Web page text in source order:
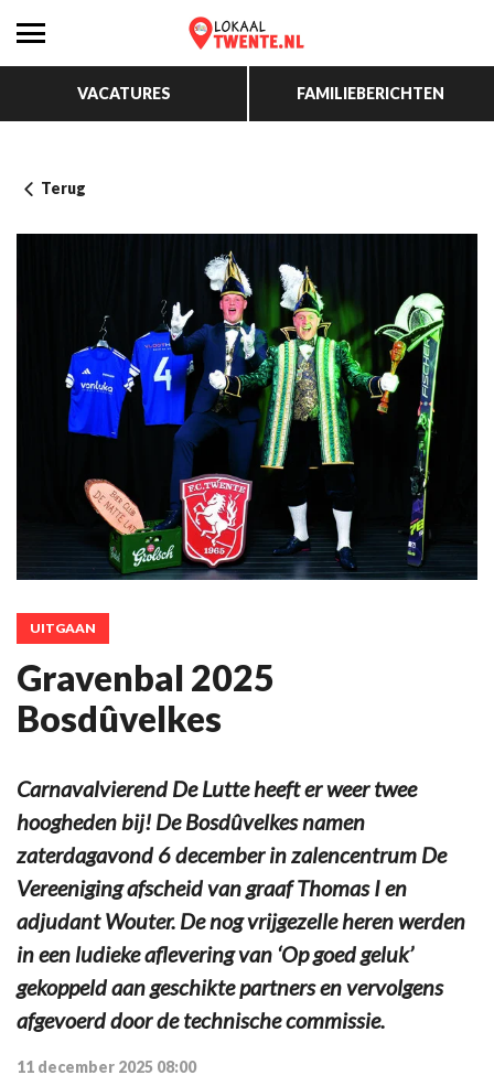
VACATURES FAMILIEBERICHTEN
Terug
UITGAAN
Gravenbal 2025
Bosdûvelkes
Carnavalvierend De Lutte heeft er weer twee
hoogheden bij! De Bosdûvelkes namen
zaterdagavond 6 december in zalencentrum De
Vereeniging afscheid van graaf Thomas I en
adjudant Wouter. De nog vrijgezelle heren werden
in een ludieke aflevering van ‘Op goed geluk’
gekoppeld aan geschikte partners en vervolgens
afgevoerd door de technische commissie.
11 december 2025 08:00